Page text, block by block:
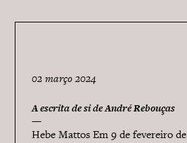
O 15 de Novembro e a queda da
Diálogos Makii de Francisco Alves de
Jovita Alves Feitosa
02 março 2024
A escrita de si de André Rebouças
Hebe Mattos Em 9 de fevereiro de